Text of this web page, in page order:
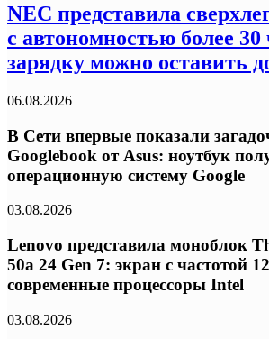
NEC представила
с автономностью более 30
зарядку можно оставить
06.08.2026
В Сети впервые показали
Googlebook от Asus: ноутбук
операционную систему Google
03.08.2026
Lenovo представила моноблок
50a 24 Gen 7: экран с частотой
современные процессоры Intel
03.08.2026